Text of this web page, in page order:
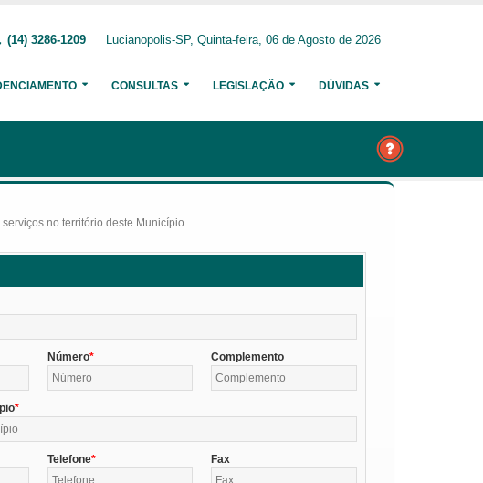
(14) 3286-1209 Lucianopolis-SP, Quinta-feira, 06 de Agosto de 2026
CONSULTAS LEGISLAÇÃO DÚVIDAS
no território deste Município
Número Complemento
Telefone Fax